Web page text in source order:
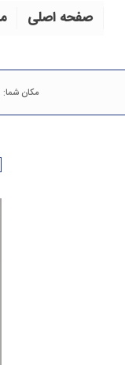
صفحه اصلی
مکان شما: